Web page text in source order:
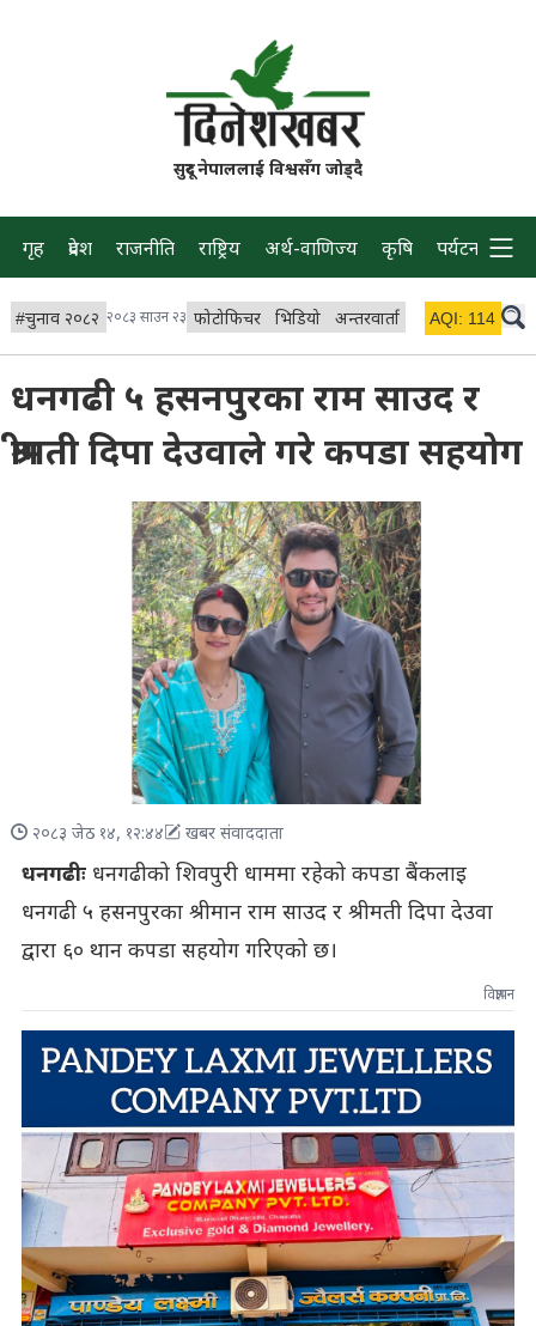
सुदूर नेपाललाई विश्वसँग जोड्दै
गृह प्रदेश राजनीति राष्ट्रिय अर्थ-वाणिज्य कृषि पर्यटन प्रवास
#चुनाव २०८२ २०८३ साउन २३ फोटोफिचर भिडियो अन्तरवार्ता विचार/ब्लग
AQI: 114
धनगढी ५ हसनपुरका राम साउद र
श्रीमती दिपा देउवाले गरे कपडा सहयोग
२०८३ जेठ १४, १२:४४ खबर संवाददाता
धनगढीःधनगढीको शिवपुरी धाममा रहेको कपडा बैंकलाइ
धनगढी ५ हसनपुरका श्रीमान राम साउद र श्रीमती दिपा देउवा
द्वारा ६० थान कपडा सहयोग गरिएको छ।
विज्ञापन